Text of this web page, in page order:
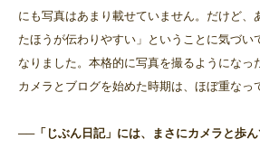
にも写真はあまり載せていません。だけど、
たほうが伝わりやすい」ということに気づい
なりました。本格的に写真を撮るようになっ
カメラとブログを始めた時期は、ほぼ重なっ
──「じぶん日記」には、まさにカメラと歩